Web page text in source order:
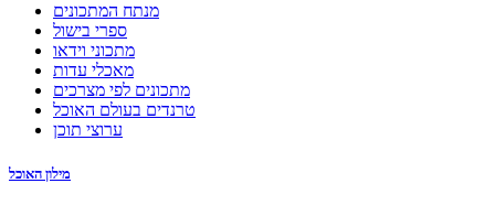
מנתח המתכונים
ספרי בישול
מתכוני וידאו
מאכלי עדות
מתכונים לפי מצרכים
טרנדים בעולם האוכל
ערוצי תוכן
מילון האוכל